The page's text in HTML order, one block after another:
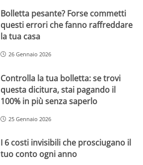
Bolletta pesante? Forse commetti
questi errori che fanno raffreddare
la tua casa
26 Gennaio 2026
Controlla la tua bolletta: se trovi
questa dicitura, stai pagando il
100% in più senza saperlo
25 Gennaio 2026
I 6 costi invisibili che prosciugano il
tuo conto ogni anno